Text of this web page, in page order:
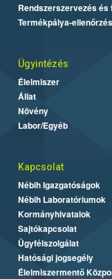
Rendszerszervezés és
Termékpálya-ellenőrzés
Ügyintézés
Élelmiszer
Állat
Növény
Labor/Egyéb
Kapcsolat
Nébih Igazgatóságok
Nébih Laboratóriumok
Kormányhivatalok
Sajtókapcsolat
Ügyfélszolgálat
Hatósági jogsegély
Élelmiszermentő